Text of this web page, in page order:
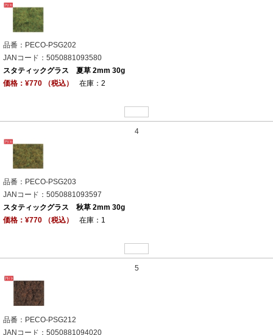
品番：PECO-PSG202
JANコード：5050881093580
スタティックグラス 夏草 2mm 30g
価格：¥770 （税込）
在庫：2
4
品番：PECO-PSG203
JANコード：5050881093597
スタティックグラス 秋草 2mm 30g
価格：¥770 （税込）
在庫：1
5
品番：PECO-PSG212
JANコード：5050881094020